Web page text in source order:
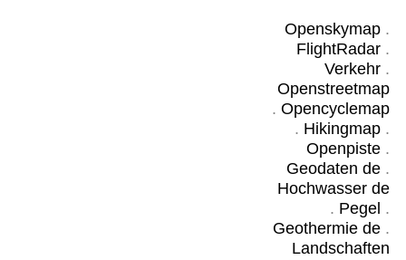
Openskymap.
FlightRadar.
Verkehr.
Openstreetmap
. Opencyclemap
. Hikingmap.
Openpiste.
Geodaten de.
Hochwasser de
. Pegel .
Geothermie de.
Landschaften